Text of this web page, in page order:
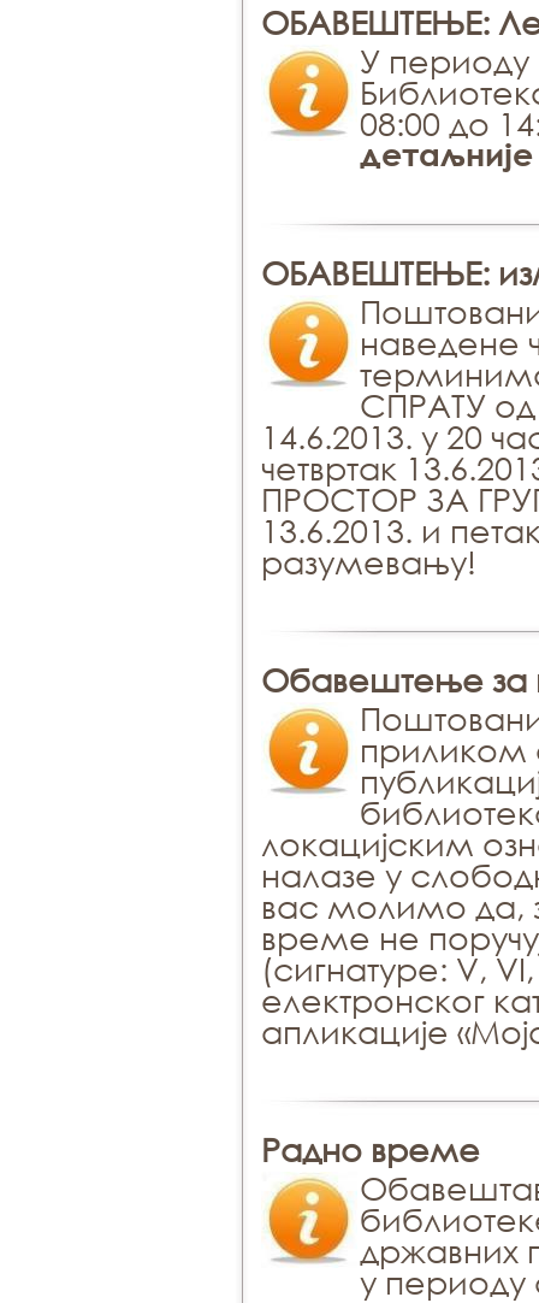
ОБАВЕШТЕЊЕ:
У периоду
08:00 до
детаљније
ОБАВЕШТЕЊЕ:
наведене
СПРАТУ од
14.6.2013. у 20
четвртак
ПРОСТОР ЗА
13.6.2013. и
разумевању!
Обавештење за
приликом
локацијским
налазе у
вас молимо да,
време не
(сигнатуре: V,
електронског
апликације
Радно време
државних
у периоду